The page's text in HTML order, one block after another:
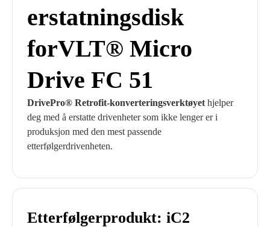
erstatningsdisk
forVLT® Micro
Drive FC 51
DrivePro® Retrofit-konverteringsverktøyet hjelper
deg med å erstatte drivenheter som ikke lenger er i
produksjon med den mest passende
etterfølgerdrivenheten.
Etterfølgerprodukt: iC2